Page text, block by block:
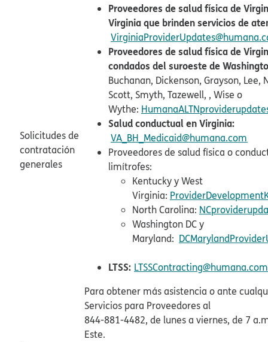
Solicitudes de
contratación
generales​​
Proveedores de salud física de
Virginia que brinden servicios de
Proveedores de salud física de
condados del suroeste de
Buchanan, Dickenson, Grayson, Lee,
Scott, Smyth, Tazewell, , Wise o
Wythe:
Salud conductual en Virginia:​​
VA_BH_Medicaid@humana.com​​
Proveedores de salud física o
limítrofes:​​
Kentucky y West
Virginia:
North Carolina:
Washington DC y
Maryland:
LTSS:​​ LTSSContracting@humana.com​​
Para obtener más asistencia o ante
Servicios para Proveedores al
844-881-4482, de lunes a viernes, de 7
Este.​​